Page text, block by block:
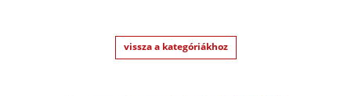
vissza a kategóriákhoz